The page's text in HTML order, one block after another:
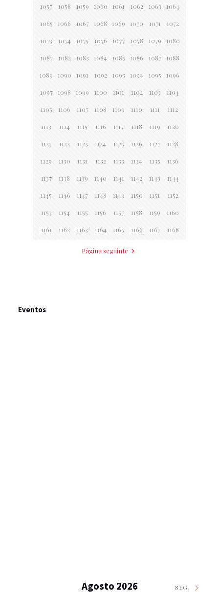
1057 1058 1059 1060 1061 1062 1063 1064
1065 1066 1067 1068 1069 1070 1071 1072
1073 1074 1075 1076 1077 1078 1079 1080
1081 1082 1083 1084 1085 1086 1087 1088
1089 1090 1091 1092 1093 1094 1095 1096
1097 1098 1099 1100 1101 1102 1103 1104
1105 1106 1107 1108 1109 1110 1111 1112
1113 1114 1115 1116 1117 1118 1119 1120
1121 1122 1123 1124 1125 1126 1127 1128
1129 1130 1131 1132 1133 1134 1135 1136
1137 1138 1139 1140 1141 1142 1143 1144
1145 1146 1147 1148 1149 1150 1151 1152
1153 1154 1155 1156 1157 1158 1159 1160
1161 1162 1163 1164 1165 1166 1167 1168
Página seguinte
Eventos
Agosto 2026 SEG.